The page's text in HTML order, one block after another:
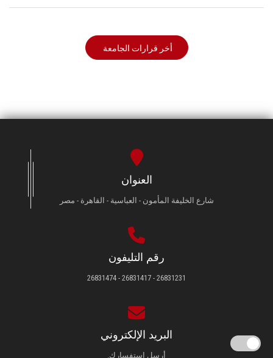
أخر قرارات الجامعة
العنوان
شارع الخليفة المأمون - العباسية - القاهرة - مصر
رقم التليفون
26831231 - 26831417 - 26831474
البريد الإلكتروني
أرسل استفسارك.